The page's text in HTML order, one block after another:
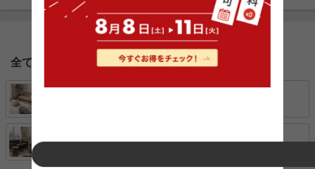
全てのテイストから探す
ヴィンテージ モダン